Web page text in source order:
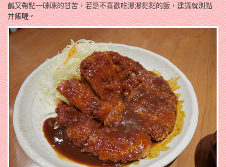
鹹又帶點一咪咪的甘苦，若是不喜歡吃濕濕黏黏的飯，建議就別點
丼飯喔。